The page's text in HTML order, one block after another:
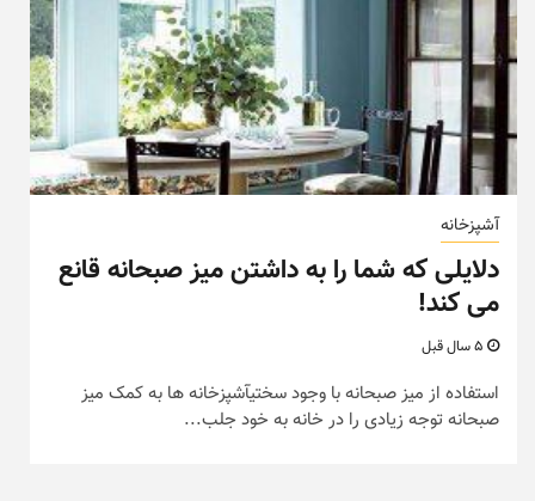
آشپزخانه
دلایلی که شما را به داشتن میز صبحانه قانع
می کند!
استفاده از میز صبحانه با وجود سختیآشپزخانه ها به کمک میز
صبحانه توجه زیادی را در خانه به خود جلب...